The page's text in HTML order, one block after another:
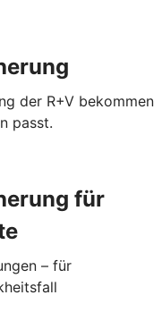
der R+V bekommen
passt.
für
– für